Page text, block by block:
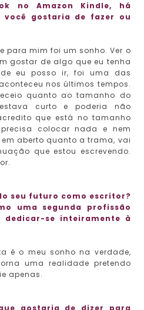
no Amazon Kindle, há
você gostaria de fazer ou
para mim foi um sonho. Ver o
gostar de algo que eu tenha
eu posso ir, foi uma das
nos últimos tempos.
quanto ao tamanho do
curto e poderia não
que está no tamanho
colocar nada e nem
aberto quanto a trama, vai
que estou escrevendo.
seu futuro como escritor?
uma segunda profissão
dedicar-se inteiramente à
é o meu sonho na verdade,
uma realidade pretendo
apenas.